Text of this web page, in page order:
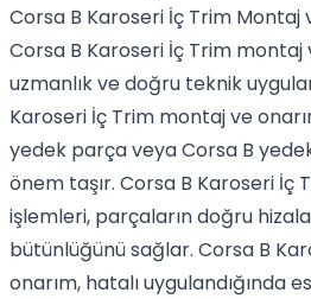
Corsa B Karoseri İç Trim Montaj
Corsa B Karoseri İç Trim montaj
uzmanlık ve doğru teknik
Karoseri İç Trim montaj ve
yedek parça veya Corsa B
önem taşır. Corsa B Karoseri İç
işlemleri, parçaların doğru
bütünlüğünü sağlar. Corsa B
onarım, hatalı uygulandığında